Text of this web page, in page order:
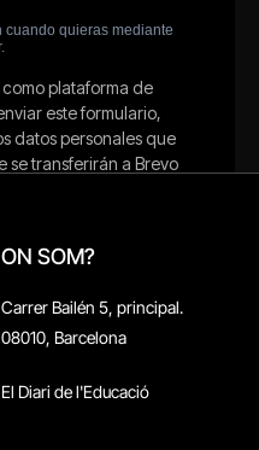
ON SOM?
Carrer Bailén 5, principal.
08010, Barcelona
El Diari de l'Educació